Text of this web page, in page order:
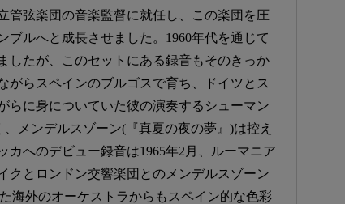
管弦楽団の音楽監督に就任し、この楽団を圧
ブルへと成長させました。1960年代を通じて
したが、このセットにある録音もそのきっか
がらスペインのブルゴスで育ち、ドイツとス
らに身についていた彼の演奏するシューマン
メンデルスゾーン(『真夏の夜の夢』)は控え
カへのデビュー録音は1965年2月、ルーマニア
クとロンドン交響楽団とのメンデルスゾーン
海外のオーケストラからもスペイン的な色彩